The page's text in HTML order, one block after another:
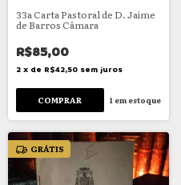
33a Carta Pastoral de D. Jaime
de Barros Câmara
R$85,00
2 x de R$42,50 sem juros
1 em estoque
GRÁTIS